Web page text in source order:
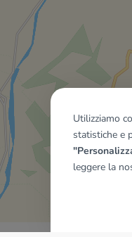
Utilizziamo
statistiche e
leggere la